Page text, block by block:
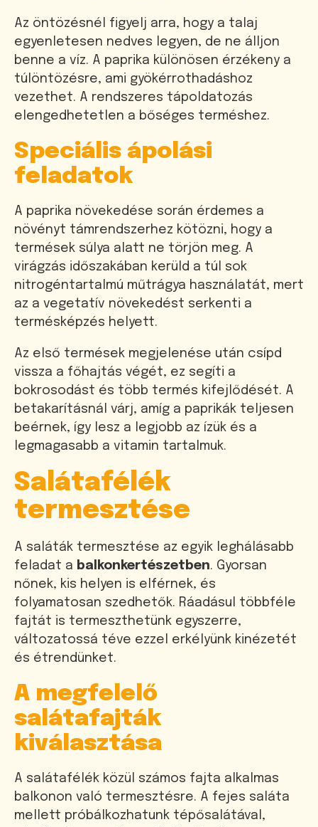
Az öntözésnél figyelj arra, hogy a talaj
egyenletesen nedves legyen, de ne álljon
benne a víz. A paprika különösen érzékeny a
túlöntözésre, ami gyökérrothadáshoz
vezethet. A rendszeres tápoldatozás
elengedhetetlen a bőséges terméshez.
Speciális ápolási
feladatok
A paprika növekedése során érdemes a
növényt támrendszerhez kötözni, hogy a
termések súlya alatt ne törjön meg. A
virágzás időszakában kerüld a túl sok
nitrogéntartalmú műtrágya használatát, mert
az a vegetatív növekedést serkenti a
termésképzés helyett.
Az első termések megjelenése után csípd
vissza a főhajtás végét, ez segíti a
bokrosodást és több termés kifejlődését. A
betakarításnál várj, amíg a paprikák teljesen
beérnek, így lesz a legjobb az ízük és a
legmagasabb a vitamin tartalmuk.
Salátafélék
termesztése
A saláták termesztése az egyik leghálásabb
feladat a balkonkertészetben. Gyorsan
nőnek, kis helyen is elférnek, és
folyamatosan szedhetők. Ráadásul többféle
fajtát is termeszthetünk egyszerre,
változatossá téve ezzel erkélyünk kinézetét
és étrendünket.
A megfelelő
salátafajták
kiválasztása
A salátafélék közül számos fajta alkalmas
balkonon való termesztésre. A fejes saláta
mellett próbálkozhatunk tépősalátával,